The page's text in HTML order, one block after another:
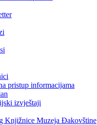
pristup informacijama
izvještaji
Knjižnice Muzeja Đakovštine